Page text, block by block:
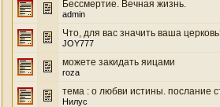
Бессмертие. Вечная жизнь.
admin
Что, для вас значить ваша
JOY777
можете закидать яицами
roza
тема : о любви истины. послание
Нилус